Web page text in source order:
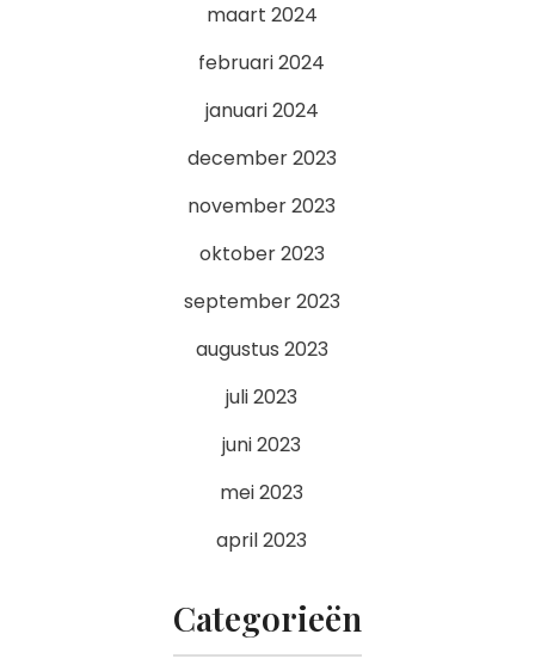
maart 2024
februari 2024
januari 2024
december 2023
november 2023
oktober 2023
september 2023
augustus 2023
juli 2023
juni 2023
mei 2023
april 2023
Categorieën